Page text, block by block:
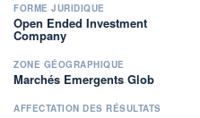
FORME JURIDIQUE
Open Ended Investment
Company
ZONE GÉOGRAPHIQUE
Marchés Emergents Glob
AFFECTATION DES RÉSULTATS